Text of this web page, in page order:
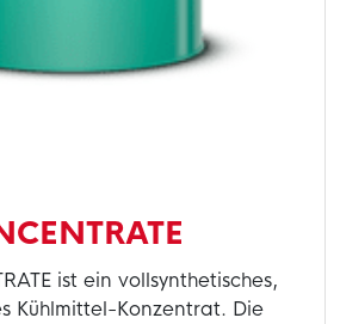
ist ein vollsynthetisches,
Kühlmittel-Konzentrat. Die